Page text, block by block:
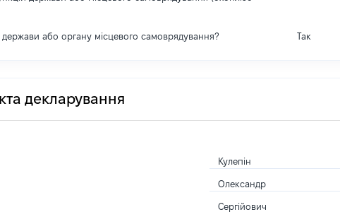
або органу місцевого самоврядування? Так
декларування
Кулепін
Олександр
Сергійович